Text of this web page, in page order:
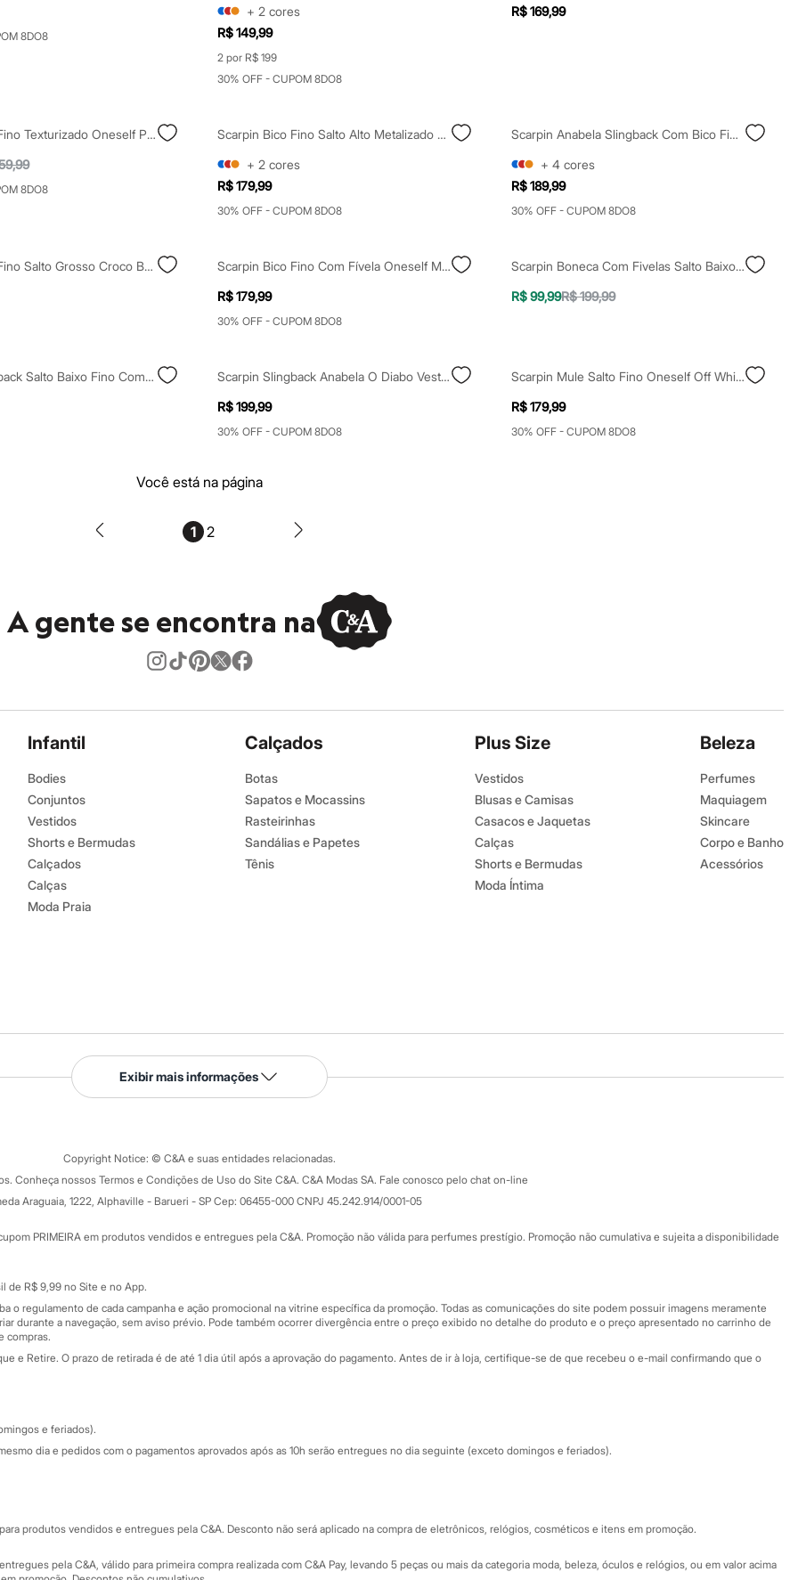
8DO8
+ 2 cores
R$ 149,99
2 por R$ 199
30% OFF - CUPOM 8DO8
R$ 169,99
Scarpin Bico Fino Texturizado Oneself Prateado
8DO8
Scarpin Bico Fino Salto Alto Metalizado Oneself Preto
+ 2 cores
R$ 179,99
30% OFF - CUPOM 8DO8
Scarpin Anabela Slingback Com Bico Fino - Marrom Escuro
+ 4 cores
R$ 189,99
30% OFF - CUPOM 8DO8
Scarpin Bico Fino Salto Grosso Croco Bebecê Bege
Scarpin Bico Fino Com Fívela Oneself Marrom
R$ 179,99
30% OFF - CUPOM 8DO8
Scarpin Boneca Com Fivelas Salto Baixo Mindset Preto
R$ 99,99R$ 199,99
Scarpin Slingback Salto Baixo Fino Com Metal Oneself Marrom
Scarpin Slingback Anabela O Diabo Veste Prada Preto
R$ 199,99
30% OFF - CUPOM 8DO8
Scarpin Mule Salto Fino Oneself Off White
R$ 179,99
30% OFF - CUPOM 8DO8
Você está na página
1 2
A gente se encontra na
Infantil
Bodies
Conjuntos
Vestidos
Shorts e Bermudas
Calçados
Calças
Moda Praia
Calçados
Botas
Sapatos e Mocassins
Rasteirinhas
Sandálias e Papetes
Tênis
Plus Size
Vestidos
Blusas e Camisas
Casacos e Jaquetas
Calças
Shorts e Bermudas
Moda Íntima
Beleza
Perfumes
Maquiagem
Skincare
Corpo e Banho
Acessórios
Serviços
Tipos de serviços
Formas de pagamento
Todas as vantagens
Minha C&A
Cupons de desconto
Atendimento
Fale conosco
Central de ética
Eventos
Exibir mais informações
Copyright Notice: © C&A e suas entidades relacionadas.
Conheça nossos Termos e Condições de Uso do Site C&A. C&A Modas SA. Fale conosco pelo chat on-line
Araguaia, 1222, Alphaville - Barueri - SP Cep: 06455-000 CNPJ 45.242.914/0001-05
PRIMEIRA em produtos vendidos e entregues pela C&A. Promoção não válida para perfumes prestígio. Promoção não cumulativa e sujeita a disponibilidade
de R$ 9,99 no Site e no App.
o regulamento de cada campanha e ação promocional na vitrine específica da promoção. Todas as comunicações do site podem possuir imagens meramente
durante a navegação, sem aviso prévio. Pode também ocorrer divergência entre o preço exibido no detalhe do produto e o preço apresentado no carrinho de
compras.
e Retire. O prazo de retirada é de até 1 dia útil após a aprovação do pagamento. Antes de ir à loja, certifique-se de que recebeu o e-mail confirmando que o
e feriados).
dia e pedidos com o pagamentos aprovados após as 10h serão entregues no dia seguinte (exceto domingos e feriados).
produtos vendidos e entregues pela C&A. Desconto não será aplicado na compra de eletrônicos, relógios, cosméticos e itens em promoção.
pela C&A, válido para primeira compra realizada com C&A Pay, levando 5 peças ou mais da categoria moda, beleza, óculos e relógios, ou em valor acima